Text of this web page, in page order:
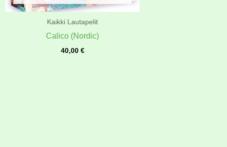
Kaikki Lautapelit
Calico (Nordic)
40,00 €